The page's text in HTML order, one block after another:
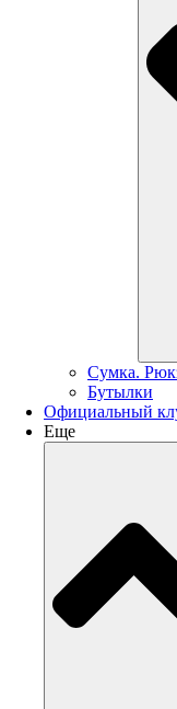
Сумка.
Бутылки
Официальный
Еще